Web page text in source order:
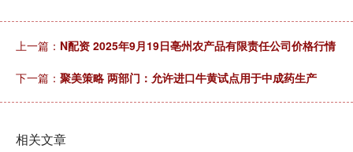
上一篇： N配资 2025年9月19日亳州农产品有限责任公司价格行情
下一篇： 聚美策略 两部门：允许进口牛黄试点用于中成药生产
相关文章